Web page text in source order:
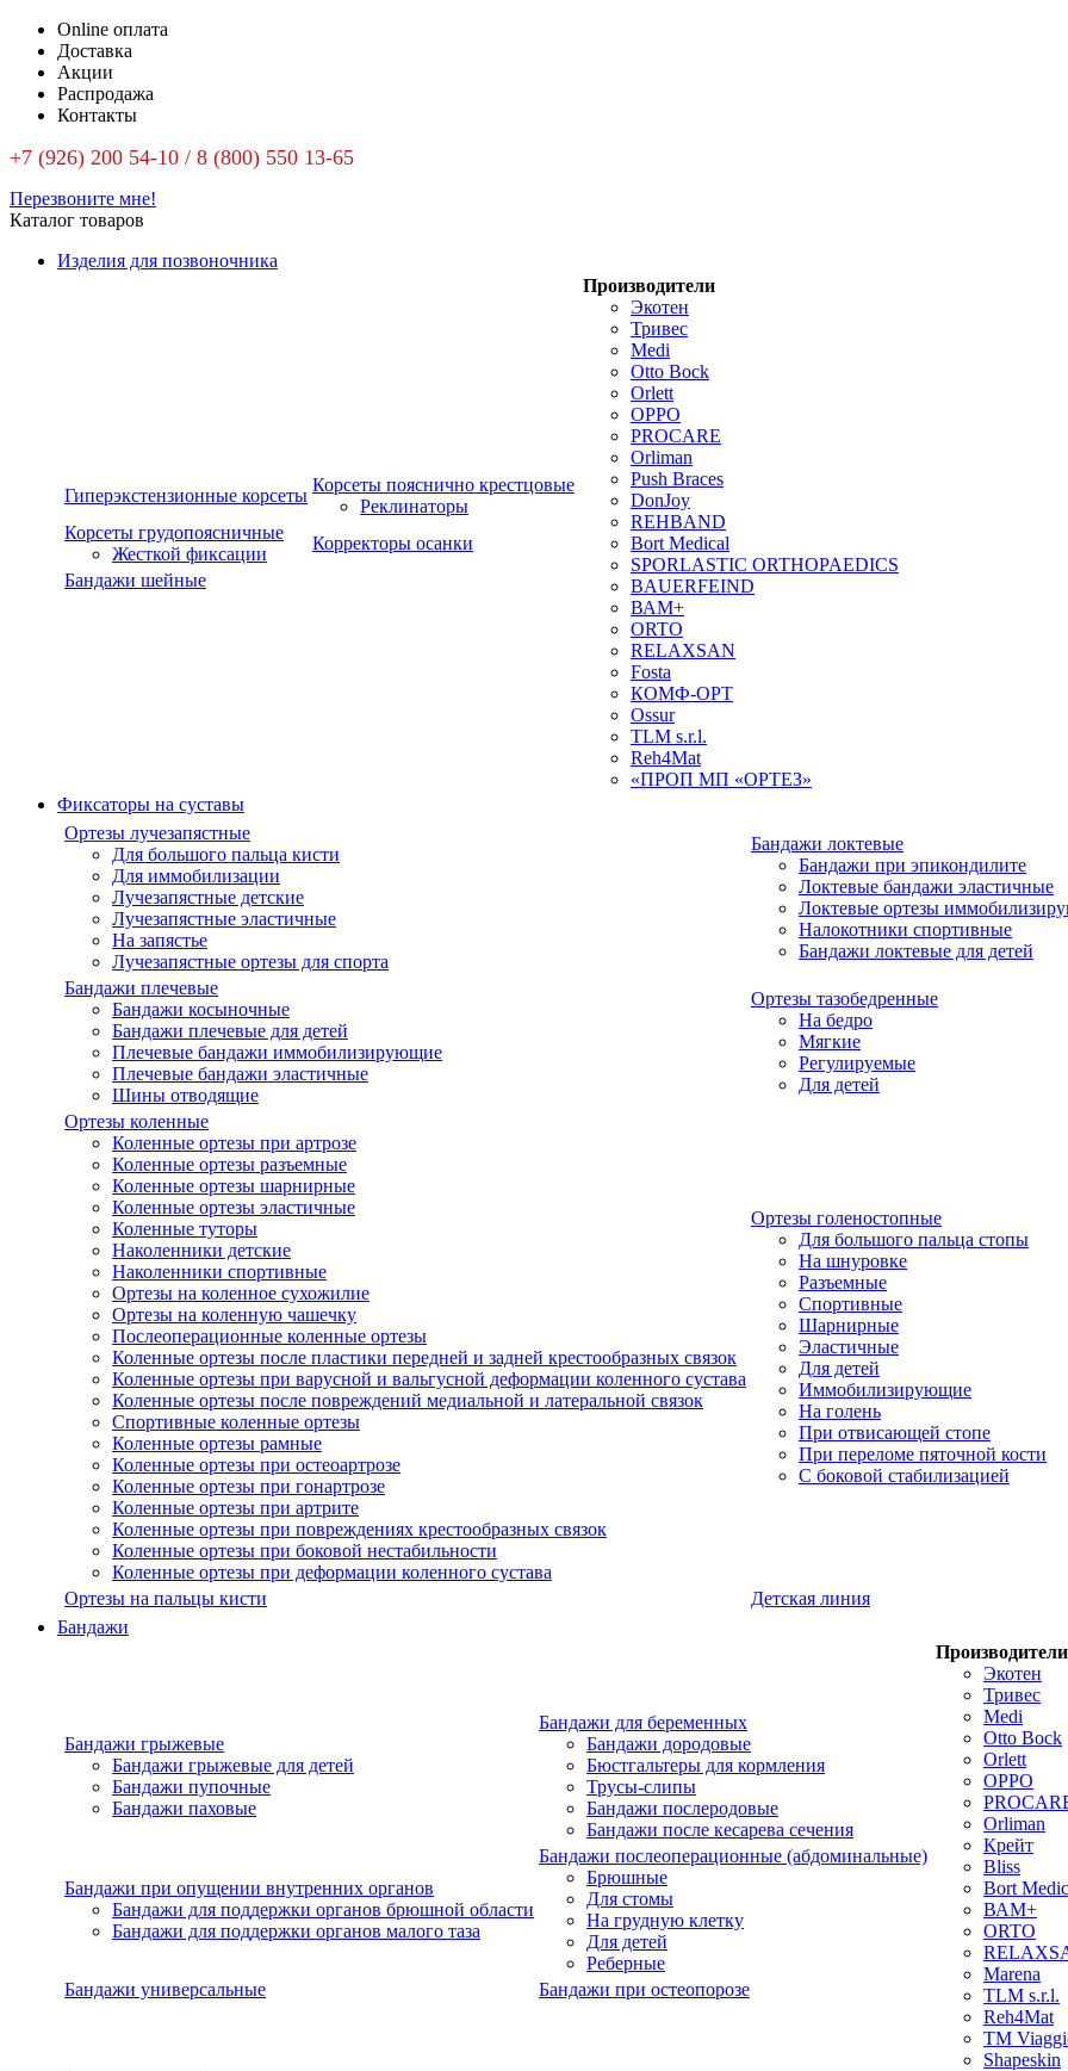
Online оплата
Доставка
Акции
Распродажа
Контакты
+7 (926) 200 54-10 / 8 (800) 550 13-65
Перезвоните мне!
Каталог товаров
Изделия для позвоночника
Гиперэкстензионные корсеты
Корсеты пояснично крестцовые
Реклинаторы
Корсеты грудопоясничные
Жесткой фиксации
Корректоры осанки
Бандажи шейные
Производители
Экотен
Тривес
Medi
Otto Bock
Orlett
OPPO
PROCARE
Orliman
Push Braces
DonJoy
REHBAND
Bort Medical
SPORLASTIC ORTHOPAEDICS
BAUERFEIND
ВАМ+
ORTO
RELAXSAN
Fosta
КОМФ-ОРТ
Ossur
TLM s.r.l.
Reh4Mat
«ПРОП МП «ОРТЕЗ»
Фиксаторы на суставы
Ортезы лучезапястные
Для большого пальца кисти
Для иммобилизации
Лучезапястные детские
Лучезапястные эластичные
На запястье
Лучезапястные ортезы для спорта
Бандажи локтевые
Бандажи при эпикондилите
Локтевые бандажи эластичные
Локтевые ортезы
Налокотники спортивные
Бандажи локтевые для детей
Бандажи плечевые
Бандажи косыночные
Бандажи плечевые для детей
Плечевые бандажи иммобилизирующие
Плечевые бандажи эластичные
Шины отводящие
Ортезы тазобедренные
На бедро
Мягкие
Регулируемые
Для детей
Ортезы коленные
Коленные ортезы при артрозе
Коленные ортезы разъемные
Коленные ортезы шарнирные
Коленные ортезы эластичные
Коленные туторы
Наколенники детские
Наколенники спортивные
Ортезы на коленное сухожилие
Ортезы на коленную чашечку
Послеоперационные коленные ортезы
Коленные ортезы после пластики передней и задней крестообразных связок
Коленные ортезы при варусной и вальгусной деформации коленного сустава
Коленные ортезы после повреждений медиальной и латеральной связок
Спортивные коленные ортезы
Коленные ортезы рамные
Коленные ортезы при остеоартрозе
Коленные ортезы при гонартрозе
Коленные ортезы при артрите
Коленные ортезы при повреждениях крестообразных связок
Коленные ортезы при боковой нестабильности
Коленные ортезы при деформации коленного сустава
Ортезы голеностопные
Для большого пальца стопы
На шнуровке
Разъемные
Спортивные
Шарнирные
Эластичные
Для детей
Иммобилизирующие
На голень
При отвисающей стопе
При переломе пяточной кости
С боковой стабилизацией
Ортезы на пальцы кисти
Детская линия
Бандажи
Бандажи грыжевые
Бандажи грыжевые для детей
Бандажи пупочные
Бандажи паховые
Бандажи для беременных
Бандажи дородовые
Бюстгальтеры для кормления
Трусы-слипы
Бандажи послеродовые
Бандажи после кесарева сечения
Бандажи при опущении внутренних органов
Бандажи для поддержки органов брюшной области
Бандажи для поддержки органов малого таза
Бандажи послеоперационные (абдоминальные)
Брюшные
Для стомы
На грудную клетку
Для детей
Реберные
Бандажи универсальные
Бандажи при остеопорозе
Производители
Экотен
Тривес
Medi
Otto Bock
Orlett
OPPO
Orliman
Крейт
Bliss
Bort
ВАМ+
ORTO
Marena
TLM s.r.l.
Reh4Mat
TM
Shapeskin